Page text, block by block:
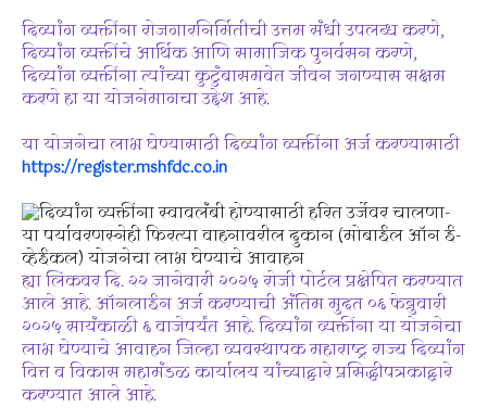
दिव्यांग व्यक्तींना रोजगारनिर्मितीची उत्तम संधी उपलब्ध करणे,
दिव्यांग व्यक्तींचे आर्थिक आणि सामाजिक पुनर्वसन करणे,
दिव्यांग व्यक्तींना त्यांच्या कुटुंबासमवेत जीवन जगण्यास सक्षम
करणे हा या योजनेमागचा उद्देश आहे.
या योजनेचा लाभ घेण्यासाठी दिव्यांग व्यक्तींना अर्ज करण्यासाठी
https://register.mshfdc.co.in
ह्या लिंकवर दि. २२ जानेवारी २०२५ रोजी पोर्टल प्रक्षेपित करण्यात
आले आहे. ऑनलाईन अर्ज करण्याची अंतिम मुदत ०६ फेब्रुवारी
२०२५ सायंकाळी ६ वाजेपर्यंत आहे. दिव्यांग व्यक्तींना या योजनेचा
लाभ घेण्याचे आवाहन जिल्हा व्यवस्थापक महाराष्ट्र राज्य दिव्यांग
वित्त व विकास महामंडळ कार्यालय यांच्याद्वारे प्रसिद्धीपत्रकाद्वारे
करण्यात आले आहे.